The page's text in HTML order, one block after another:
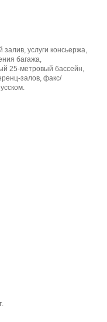
услуги консьержа,
багажа,
25-метровый бассейн,
залов, факс/